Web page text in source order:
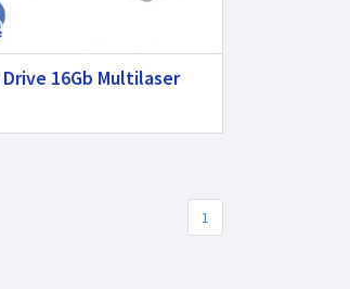
Drive 16Gb Multilaser
1